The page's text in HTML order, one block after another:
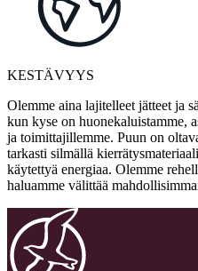
KESTÄVYYS
Olemme aina lajitelleet jätteet ja
kun kyse on huonekaluistamme,
ja toimittajillemme. Puun on
tarkasti silmällä
käytettyä energiaa. Olemme
haluamme välittää